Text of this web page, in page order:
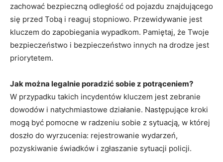
zachować bezpieczną odległość od pojazdu znajdującego
się przed Tobą i reaguj stopniowo. Przewidywanie jest
kluczem do zapobiegania wypadkom. Pamiętaj, że Twoje
bezpieczeństwo i bezpieczeństwo innych na drodze jest
priorytetem.
Jak można legalnie poradzić sobie z potrąceniem?
W przypadku takich incydentów kluczem jest zebranie
dowodów i natychmiastowe działanie. Następujące kroki
mogą być pomocne w radzeniu sobie z sytuacją, w której
doszło do wyrzucenia: rejestrowanie wydarzeń,
pozyskiwanie świadków i zgłaszanie sytuacji policji.